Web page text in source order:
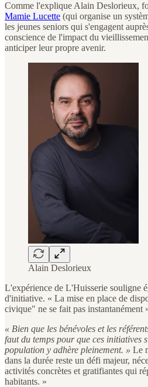
Comme l'explique Alain Deslorieux,
Mamie Lucette (qui organise un
les jeunes seniors qui s'engagent
conscience de l'impact du
anticiper leur propre avenir.
Alain Deslorieux
L'expérience de L'Huisserie souligne
d'initiative. « La mise en place de
civique" ne se fait pas instantanément
« Bien que les bénévoles et les
faut du temps pour que ces initiatives
population y adhère pleinement. » Le
dans la durée reste un défi majeur,
activités concrètes et gratifiantes qui
habitants. »